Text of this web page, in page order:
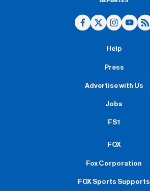
Help
Press
Advertise with Us
Jobs
FS1
FOX
Fox Corporation
FOX Sports Supports